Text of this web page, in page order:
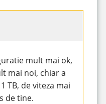
mult mai ok,
mai noi, chiar a
TB, de viteza mai
de tine.